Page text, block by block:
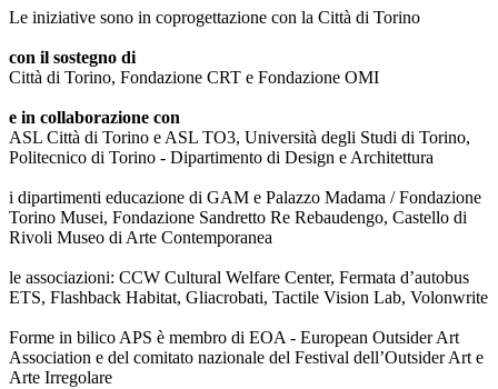
Le iniziative sono in coprogettazione con la Città di Torino
con il sostegno di
Città di Torino, Fondazione CRT e Fondazione OMI
e in collaborazione con
ASL Città di Torino e ASL TO3, Università degli Studi di Torino,
Politecnico di Torino - Dipartimento di Design e Architettura
i dipartimenti educazione di GAM e Palazzo Madama / Fondazione
Torino Musei, Fondazione Sandretto Re Rebaudengo, Castello di
Rivoli Museo di Arte Contemporanea
le associazioni: CCW Cultural Welfare Center, Fermata d’autobus
ETS, Flashback Habitat, Gliacrobati, Tactile Vision Lab, Volonwrite
Forme in bilico APS è membro di EOA - European Outsider Art
Association e del comitato nazionale del Festival dell’Outsider Art e
Arte Irregolare